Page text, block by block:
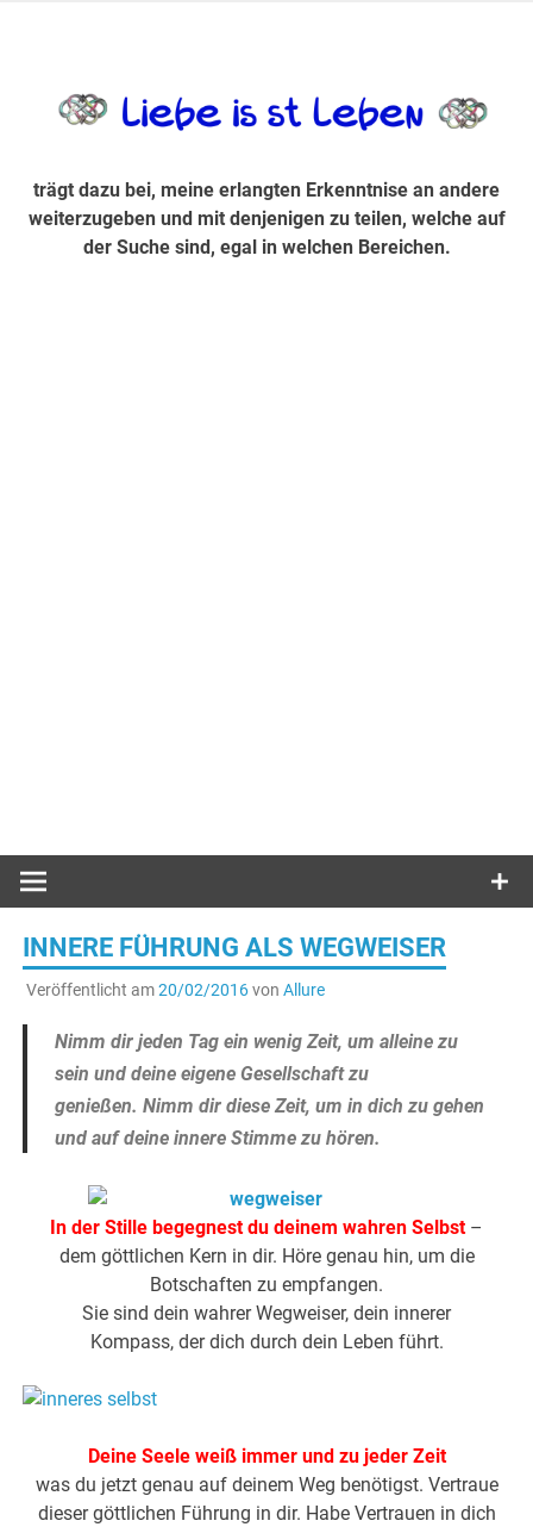
Suche sind, egal in welchen Bereichen.
trägt dazu bei, meine erlangten Erkenntnise an andere
weiterzugeben und mit denjenigen zu teilen, welche auf
der Suche sind, egal in welchen Bereichen.
INNERE FÜHRUNG ALS WEGWEISER
Veröffentlicht am20/02/2016von Allure
Nimm dir jeden Tag ein wenig Zeit, um alleine zu
sein und deine eigene Gesellschaft zu
genießen. Nimm dir diese Zeit, um in dich zu gehen
und auf deine innere Stimme zu hören.
In der Stille begegnest du deinem wahren Selbst–
dem göttlichen Kern in dir. Höre genau hin, um die
Botschaften zu empfangen.
Sie sind dein wahrer Wegweiser, dein innerer
Kompass, der dich durch dein Leben führt.
Deine Seele weiß immer und zu jeder Zeit
was du jetzt genau auf deinem Weg benötigst. Vertraue
dieser göttlichen Führung in dir. Habe Vertrauen in dich